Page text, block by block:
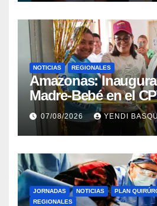
NOTICIAS REGIONALES
​Amazonas:
Madre-Bebé en el
del Aeropuerto
Rincón
07/08/2026 YENDI
JORNADAS NOTICIAS
PLAN
REGIONALES